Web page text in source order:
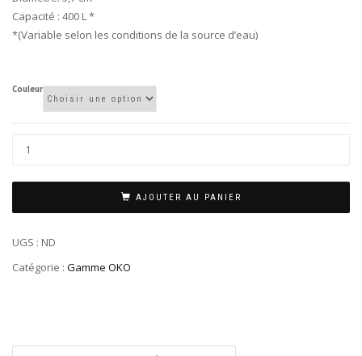
Capacité : 400 L *
*(Variable selon les conditions de la source d’eau)
Couleur
AJOUTER AU PANIER
UGS : ND
Catégorie : Gamme OKO